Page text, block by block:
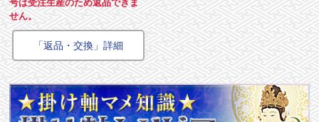
号は受注生産のため返品できま
せん。
「返品・交換」詳細